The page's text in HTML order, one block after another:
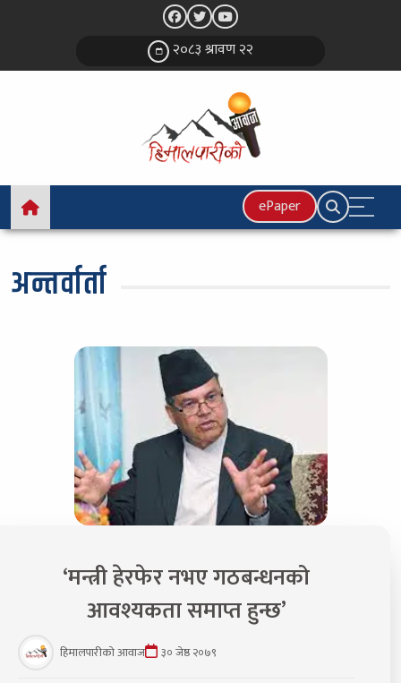
२०८३ श्रावण २२
ePaper
अन्तर्वार्ता
‘मन्त्री हेरफेर नभए गठबन्धनको
आवश्यकता समाप्त हुन्छ’
हिमालपारीको आवाज ३० जेष्ठ २०७९